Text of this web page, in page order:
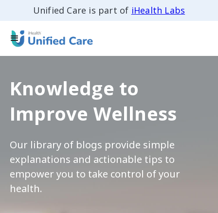
Unified Care is part of iHealth Labs
Knowledge to
Improve Wellness
Our library of blogs provide simple
explanations and actionable tips to
empower you to take control of your
health.